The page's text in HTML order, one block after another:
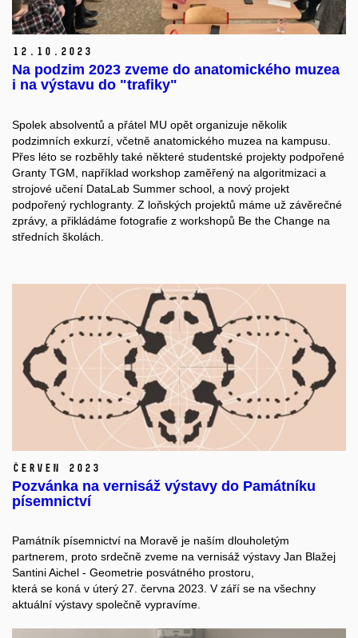
12. 10. 2023
Na podzim 2023 zveme do anatomického muzea
i na výstavu do "trafiky"
Spolek absolventů a přátel MU opět organizuje několik
podzimních exkurzí, včetně anatomického muzea na kampusu.
Přes léto se rozběhly také některé studentské projekty podpořené
Granty TGM, například workshop zaměřený na algoritmizaci a
strojové učení DataLab Summer school, a nový projekt
podpořený rychlogranty. Z loňských projektů máme už závěrečné
zprávy, a přikládáme fotografie z workshopů Be the Change na
středních školách.
červen 2023
Pozvánka na vernisáž výstavy do Památníku
písemnictví
Památník písemnictví na Moravě je naším dlouholetým
partnerem, proto srdečně zveme na vernisáž výstavy Jan Blažej
Santini Aichel - Geometrie posvátného prostoru,
která se koná v úterý 27. června 2023. V září se na všechny
aktuální výstavy společně vypravíme.